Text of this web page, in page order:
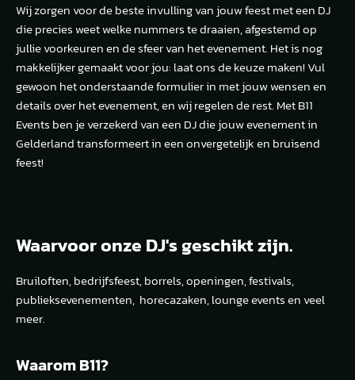
Wij zorgen voor de beste invulling van jouw feest met een DJ
die precies weet welke nummers te draaien, afgestemd op
jullie voorkeuren en de sfeer van het evenement. Het is nog
makkelijker gemaakt voor jou: laat ons de keuze maken! Vul
gewoon het onderstaande formulier in met jouw wensen en
details over het evenement, en wij regelen de rest. Met B11
Events ben je verzekerd van een DJ die jouw evenement in
Gelderland transformeert in een onvergetelijk en bruisend
feest!
Waarvoor onze DJ's geschikt zijn.
Bruiloften, bedrijfsfeest, borrels, openingen, festivals,
publieksevenementen, horecazaken, lounge events en veel
meer.
Waarom B11?